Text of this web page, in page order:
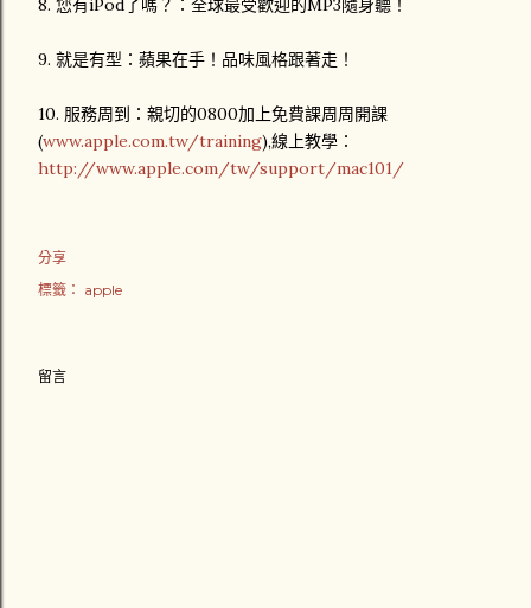
8. 您有iPod了嗎？：全球最受歡迎的MP3隨身聽！
9. 就是有型：蘋果在手！品味風格跟著走！
10. 服務周到：親切的0800加上免費課周周開課
(www.apple.com.tw/training),線上教學：
http://www.apple.com/tw/support/mac101/
分享
標籤： apple
留言